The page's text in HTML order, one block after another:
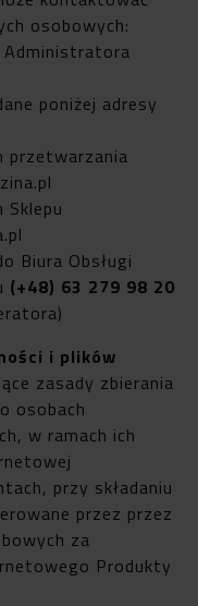
osobowych:
Administratora
poniżej adresy
przetwarzania
Biura Obsługi
(+48) 63 279 98 20
i plików
zasady zbierania
osobach
w ramach ich
przy składaniu
przez przez
za
Produkty